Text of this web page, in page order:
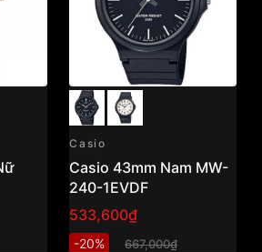
Casio
Casio 43mm Nam MW-
240-1EVDF
533,600₫
-20% 667,000₫